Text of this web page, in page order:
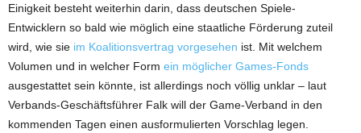
Einigkeit besteht weiterhin darin, dass deutschen Spiele-
Entwicklern so bald wie möglich eine staatliche Förderung zuteil
wird, wie sie im Koalitionsvertrag vorgesehen ist. Mit welchem
Volumen und in welcher Form ein möglicher Games-Fonds
ausgestattet sein könnte, ist allerdings noch völlig unklar – laut
Verbands-Geschäftsführer Falk will der Game-Verband in den
kommenden Tagen einen ausformulierten Vorschlag legen.